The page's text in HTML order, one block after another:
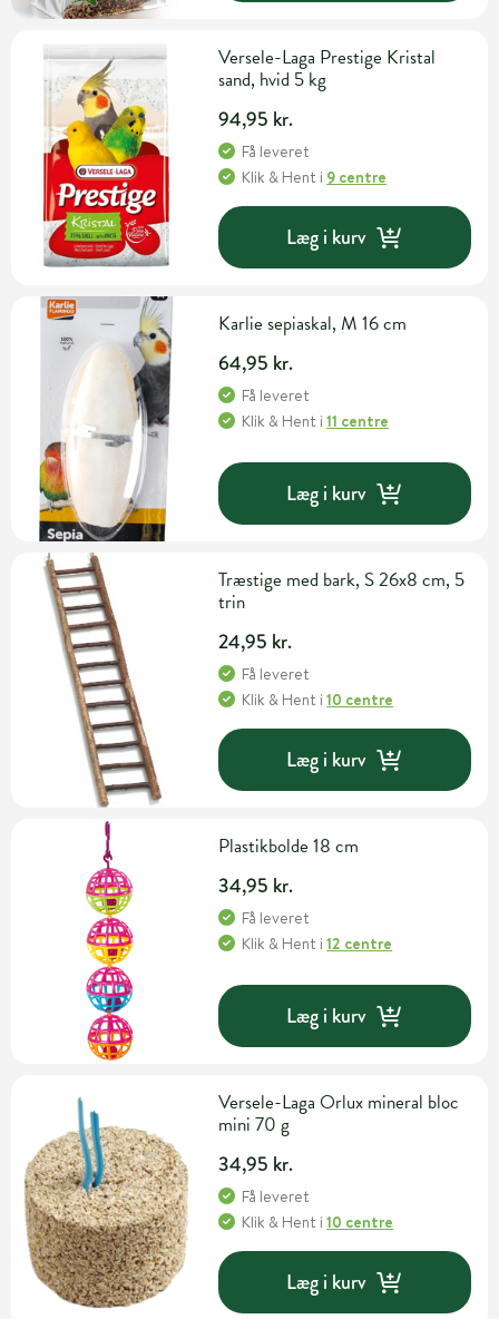
Versele-Laga Prestige Kristal
sand, hvid 5 kg
94,95 kr.
Få leveret
Klik & Hent i 9 centre
Læg i kurv
Karlie sepiaskal, M 16 cm
64,95 kr.
Få leveret
Klik & Hent i11 centre
Læg i kurv
Træstige med bark, S 26x8 cm, 5
trin
24,95 kr.
Få leveret
Klik & Hent i10 centre
Læg i kurv
Plastikbolde 18 cm
34,95 kr.
Få leveret
Klik & Hent i12 centre
Læg i kurv
Versele-Laga Orlux mineral bloc
mini 70 g
34,95 kr.
Få leveret
Klik & Hent i10 centre
Læg i kurv